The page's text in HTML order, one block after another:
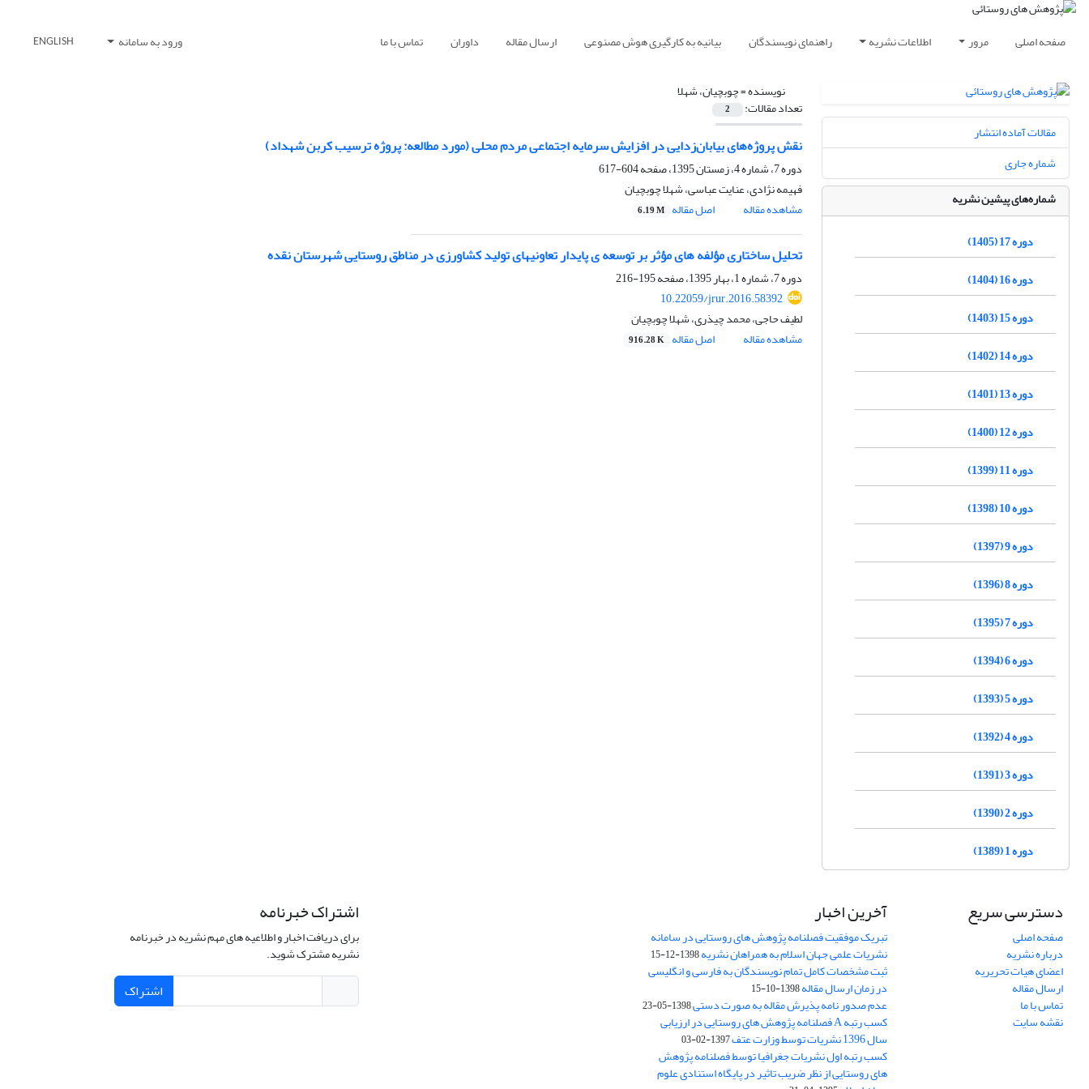
صفحه اصلی مرور اطلاعات نشریه راهنمای نویسندگان بیانیه به کارگیری هوش مصنوعی ارسال مقاله داوران تماس با ما ورود به سامانه ENGLISH
نویسنده =چوبچیان، شهلا
تعداد مقالات: 2
نقش پروژه‌های بیابان‌زدایی در افزایش سرمایه اجتماعی مردم محلی (مورد مطالعه: پروژه ترسیب کربن شهداد)
دوره 7، شماره 4، زمستان 1395، صفحه
604-617
فهیمه نژادی، عنایت عباسی، شهلا چوبچیان
مشاهده مقاله
اصل مقاله 6.19 M
تحلیل ساختاری مؤلفه‏ های مؤثر بر توسعه‏ ی پایدار تعاونی‏های تولید کشاورزی در مناطق روستایی شهرستان نقده
دوره 7، شماره 1، بهار 1395، صفحه
195-216
10.22059/jrur.2016.58392
لطیف حاجی، محمد چیذری، شهلا چوبچیان
مشاهده مقاله
اصل مقاله 916.28 K
مقالات آماده انتشار
شماره جاری
شماره‌های پیشین نشریه
دوره 17 (1405)
دوره 16 (1404)
دوره 15 (1403)
دوره 14 (1402)
دوره 13 (1401)
دوره 12 (1400)
دوره 11 (1399)
دوره 10 (1398)
دوره 9 (1397)
دوره 8 (1396)
دوره 7 (1395)
دوره 6 (1394)
دوره 5 (1393)
دوره 4 (1392)
دوره 3 (1391)
دوره 2 (1390)
دوره 1 (1389)
دسترسی سریع
صفحه اصلی
درباره نشریه
اعضای هیات تحریریه
ارسال مقاله
تماس با ما
نقشه سایت
آخرین اخبار
تبریک موفقیت فصلنامه پژوهش های روستایی در سامانه
نشریات علمی جهان اسلام به همراهان نشریه1398-12-15
ثبت مشخصات کامل تمام نویسندگان به فارسی و انگلیسی
در زمان ارسال مقاله1398-10-15
عدم صدور نامه پذیرش مقاله به صورت دستی1398-05-23
کسب رتبه A فصلنامه پژوهش های روستایی در ارزیابی
سال 1396 نشریات توسط وزارت عتف 1397-02-03
کسب رتبه اول نشریات جغرافیا توسط فصلنامه پژوهش
های روستایی از نظر ضریب تاثیر در پایگاه استنادی علوم
اشتراک خبرنامه
برای دریافت اخبار و اطلاعیه های مهم نشریه در خبرنامه
نشریه مشترک شوید.
اشتراک